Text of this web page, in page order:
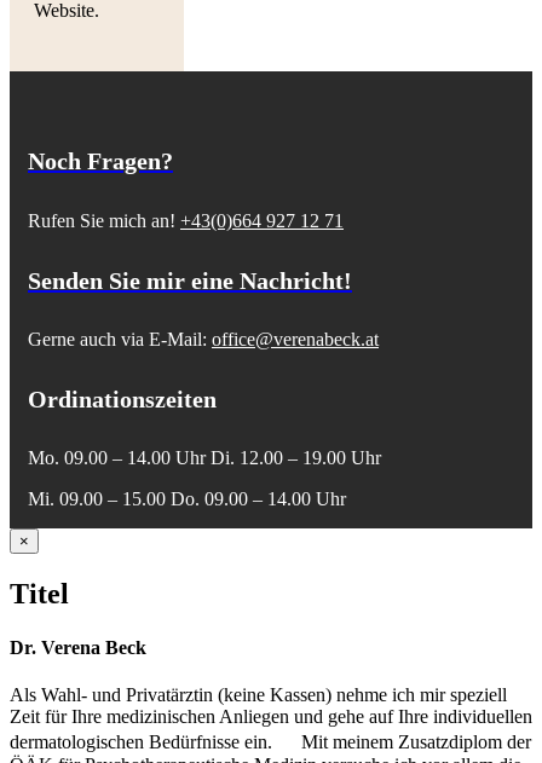
Website.
Noch Fragen?
Rufen Sie mich an! +43(0)664 927 12 71
Senden Sie mir eine Nachricht!
Gerne auch via E-Mail: office@verenabeck.at
Ordinationszeiten
Mo. 09.00 – 14.00 Uhr Di. 12.00 – 19.00 Uhr
Mi. 09.00 – 15.00 Do. 09.00 – 14.00 Uhr
Close
product
view
×
Titel
Dr. Verena Beck
Als Wahl- und Privatärztin (keine Kassen) nehme ich mir speziell
Zeit für Ihre medizinischen Anliegen und gehe auf Ihre individuellen
dermatologischen Bedürfnisse ein. Mit meinem Zusatzdiplom der